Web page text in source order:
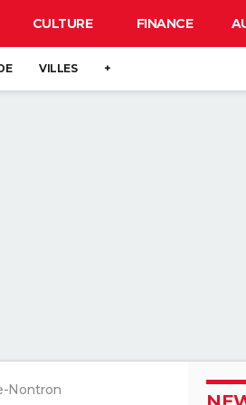
CULTURE FINANCE
VILLES +
Nontron